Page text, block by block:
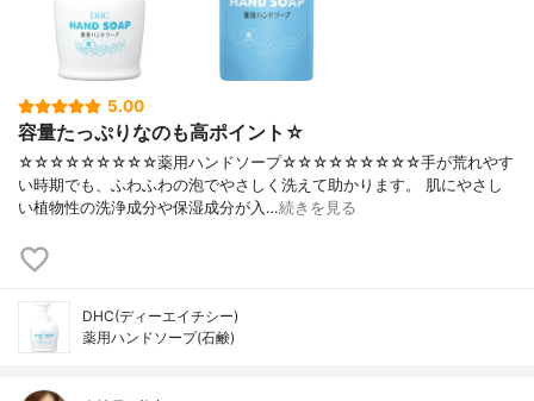
5.00
容量たっぷりなのも高ポイント☆
☆☆☆☆☆☆☆☆☆薬用ハンドソープ☆☆☆☆☆☆☆☆☆手が荒れやす
い時期でも、ふわふわの泡でやさしく洗えて助かります。 肌にやさし
い植物性の洗浄成分や保湿成分が入…続きを見る
DHC(ディーエイチシー)
薬用ハンドソープ(石鹸)